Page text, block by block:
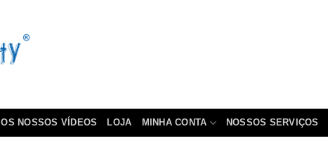
OS NOSSOS VÍDEOS LOJA MINHA CONTA NOSSOS SERVIÇOS